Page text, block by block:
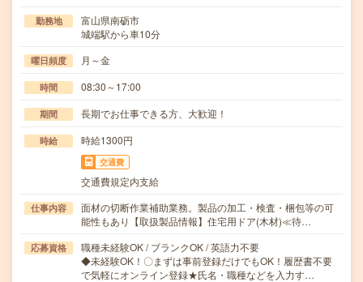
勤務地
富山県南砺市
城端駅から車10分
曜日頻度 月～金
時間 08:30～17:00
期間 長期でお仕事できる方、大歓迎！
時給 時給1300円
交通費
交通費規定内支給
仕事内容
面材の切断作業補助業務。製品の加工・検査・梱包等の可
能性もあり【取扱製品情報】住宅用ドア(木材)≪待…
応募資格
職種未経験OK / ブランクOK / 英語力不要
◆未経験OK！〇まずは事前登録だけでもOK！履歴書不要
で気軽にオンライン登録★氏名・職種などを入力す…